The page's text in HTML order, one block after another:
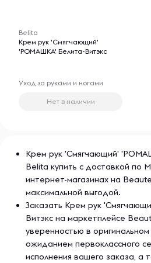
Belita
Крем рук 'Смягчающий'
'РОМАШКА' Белита-Витэкс
Уход за руками и ногами
Нет в наличии
Крем рук 'Смягчающий'
Belita купить с доставкой по
интернет-магазинах на
максимальной выгодой.
Заказать Крем рук
Витэкс на маркетплейсе
уверенностью в
ожиданием первоклассного
исполнения вашего заказа, а